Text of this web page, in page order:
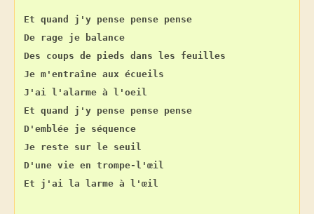
Et quand j'y pense pense pense
De rage je balance
Des coups de pieds dans les feuilles
Je m'entraîne aux écueils
J'ai l'alarme à l'oeil
Et quand j'y pense pense pense
D'emblée je séquence
Je reste sur le seuil
D'une vie en trompe-l'œil
Et j'ai la larme à l'œil